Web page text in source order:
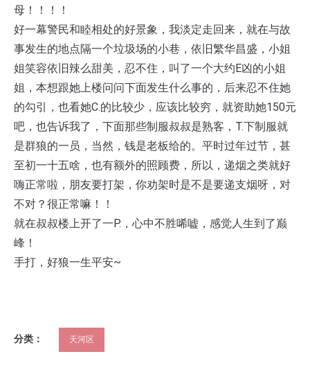
母！！！！
好一幕警民和睦相处的好景象，我淡定走回来，就在与故
事发生的地点隔一个垃圾场的小巷，依旧繁华昌盛，小姐
姐笑容依旧辣么甜美，忍不住，叫了一个大约E凶的小姐
姐，本想跟她上楼问问下面发生什么事的，后来忍不住她
的勾引，也看她C.的比较少，应该比较穷，就资助她150元
吧，也告诉我了，下面那些制服叔叔是熟客，T.下制服就
是群狼的一员，当然，钱是老板给的。平时过年过节，甚
至初一十五啥，也有额外的照顾费，所以，递烟之类就好
嗨正常啦，朋友要打架，你劝架时是不是要递支烟呀，对
不对？很正常嘛！！
就在叔叔楼上开了一P.，心中不胜唏嘘，感觉人生到了巅
峰！
手打，好狼一生平安~
分类： 天河区